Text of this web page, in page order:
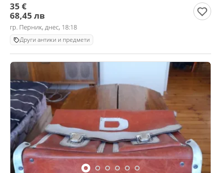
35 €
68,45 лв
гр. Перник, днес, 18:18
Други антики и предмети